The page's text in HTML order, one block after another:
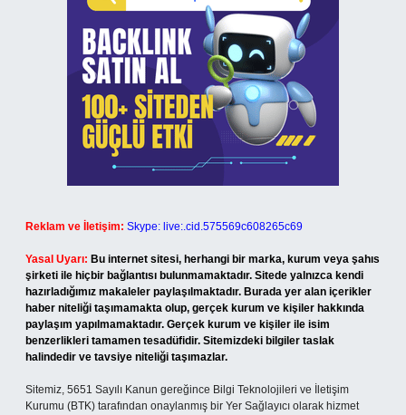
Reklam ve İletişim: Skype: live:.cid.575569c608265c69
Yasal Uyarı: Bu internet sitesi, herhangi bir marka, kurum veya şahıs
şirketi ile hiçbir bağlantısı bulunmamaktadır. Sitede yalnızca kendi
hazırladığımız makaleler paylaşılmaktadır. Burada yer alan içerikler
haber niteliği taşımamakta olup, gerçek kurum ve kişiler hakkında
paylaşım yapılmamaktadır. Gerçek kurum ve kişiler ile isim
benzerlikleri tamamen tesadüfidir. Sitemizdeki bilgiler taslak
halindedir ve tavsiye niteliği taşımazlar.
Sitemiz, 5651 Sayılı Kanun gereğince Bilgi Teknolojileri ve İletişim
Kurumu (BTK) tarafından onaylanmış bir Yer Sağlayıcı olarak hizmet